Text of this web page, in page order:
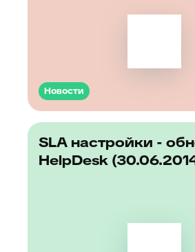
Новости
SLA настройки -
HelpDesk